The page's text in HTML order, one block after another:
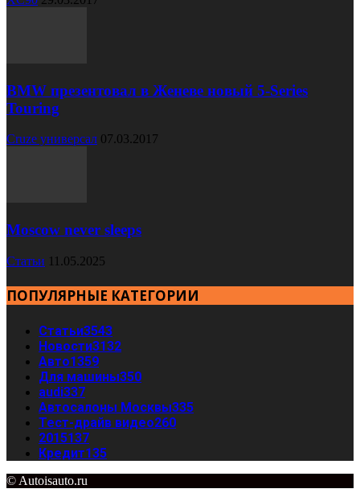
BMW презентовал в Женеве новый 5-Series
Touring
Cruze универсал 07.03.2017
Moscow never sleeps
Статьи 11.05.2025
ПОПУЛЯРНЫЕ КАТЕГОРИИ
Статьи3543
Новости3132
Авто1359
Для машины350
audi337
Автосалоны Москвы335
Тест-драйв видео260
2015137
Кредит135
© Autoisauto.ru